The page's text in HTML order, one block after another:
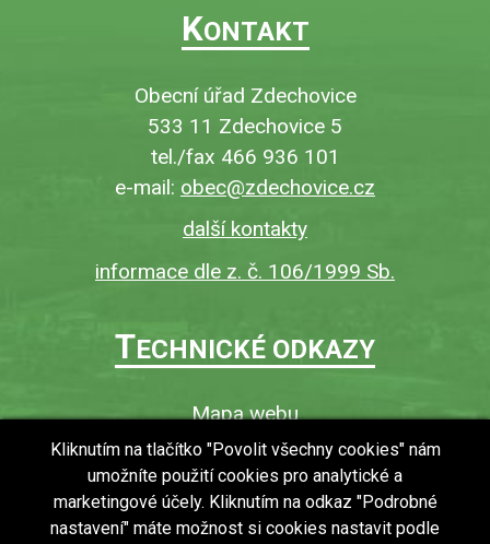
KONTAKT
Obecní úřad Zdechovice
533 11 Zdechovice 5
tel./fax 466 936 101
e-mail: obec@zdechovice.cz
další kontakty
informace dle z. č. 106/1999 Sb.
TECHNICKÉ ODKAZY
Mapa webu
O webu
Povinně zveřejňované informace
Ochrana osobních údajů (GDPR)
Kliknutím na tlačítko "Povolit všechny cookies" nám
umožníte použití cookies pro analytické a
marketingové účely. Kliknutím na odkaz "Podrobné
nastavení" máte možnost si cookies nastavit podle